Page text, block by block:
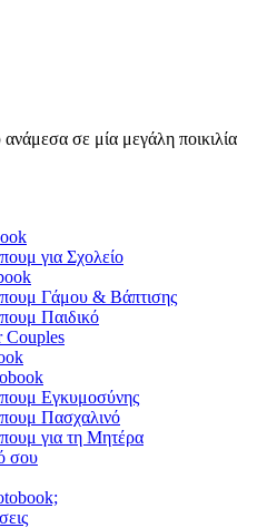
σε μία μεγάλη ποικιλία
για Σχολείο
Γάμου & Βάπτισης
Παιδικό
Couples
Εγκυμοσύνης
Πασχαλινό
για τη Μητέρα
σου